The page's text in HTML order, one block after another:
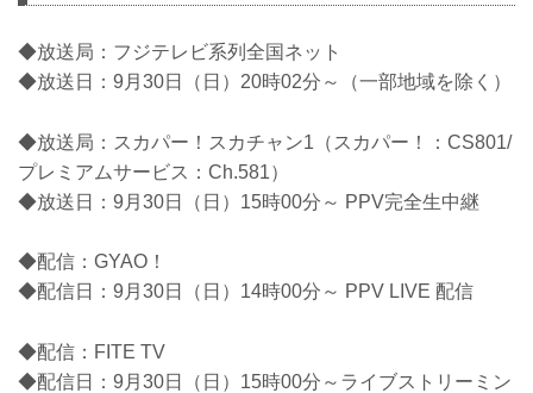
◆放送局：フジテレビ系列全国ネット
◆放送日：9月30日（日）20時02分～（一部地域を除く）
◆放送局：スカパー！スカチャン1（スカパー！：CS801/
プレミアムサービス：Ch.581）
◆放送日：9月30日（日）15時00分～ PPV完全生中継
◆配信：GYAO！
◆配信日：9月30日（日）14時00分～ PPV LIVE 配信
◆配信：FITE TV
◆配信日：9月30日（日）15時00分～ライブストリーミン